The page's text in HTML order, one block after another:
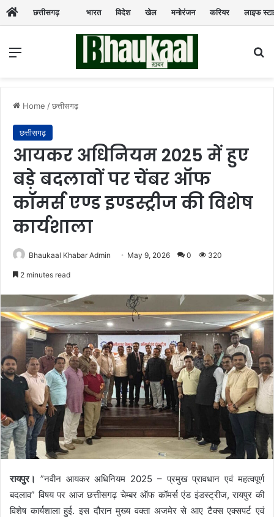
छत्तीसगढ़ भारत विदेश खेल मनोरंजन करियर लाइफ
Menu
Home /छत्तीसगढ़
छत्तीसगढ़
आयकर अधिनियम 2025 में हुए
बड़े बदलावों पर चेंबर ऑफ
कॉमर्स एण्ड इण्डस्ट्रीज की विशेष
कार्यशाला
Bhaukaal Khabar Admin May 9, 2026 0 320
2 minutes read
रायपुर। ”नवीन आयकर अधिनियम 2025 – प्रमुख प्रावधान एवं महत्वपूर्ण
बदलाव” विषय पर आज छत्तीसगढ़ चेम्बर ऑफ कॉमर्स एंड इंडस्ट्रीज, रायपुर की
विशेष कार्यशाला हुई. इस दौरान मुख्य वक्ता अजमेर से आए टैक्स एक्सपर्ट एवं